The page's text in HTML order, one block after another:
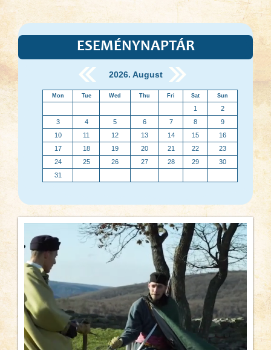
ESEMÉNYNAPTÁR
2026. August
Mon Tue Wed Thu Fri Sat Sun
1
2
3
4 5 6 7 8
9
10
11 12 13 14 15
16
17
18 19 20 21 22
23
24
25 26 27 28 29
30
31